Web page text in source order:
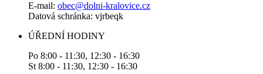
E-mail: obec@dolni-kralovice.cz
Datová schránka: vjrbeqk
ÚŘEDNÍ HODINY
Po 8:00 - 11:30, 12:30 - 16:30
St 8:00 - 11:30, 12:30 - 16:30